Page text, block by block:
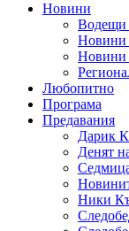
Новини
Водещи
Новини
Новини
Любопитно
Програма
Предавания
Дарик
Денят
Ники